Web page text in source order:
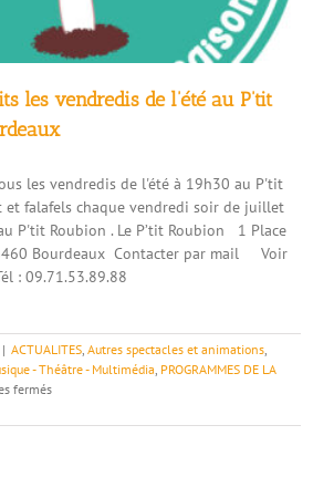
les vendredis de l’été au P’tit
les vendredis de l'été à 19h30 au P'tit
et falafels chaque vendredi soir de juillet
P'tit Roubion . Le P’tit Roubion 1 Place
Bourdeaux Contacter par mail Voir
: 09.71.53.89.88
| ACTUALITES, Autres spectacles et animations,
- Théâtre - Multimédia, PROGRAMMES DE LA
ferméssur
gratuits